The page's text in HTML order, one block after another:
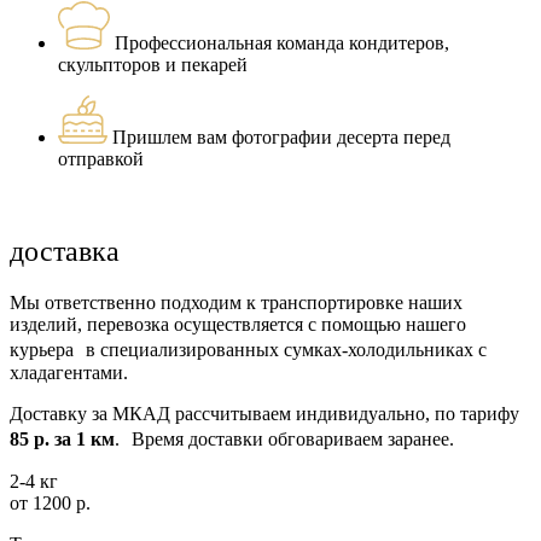
Профессиональная команда кондитеров,
скульпторов и пекарей
Пришлем вам фотографии десерта перед
отправкой
доставка
Мы ответственно подходим к транспортировке наших
изделий, перевозка осуществляется с помощью нашего
курьера в специализированных сумках-холодильниках с
хладагентами.
Доставку за МКАД рассчитываем индивидуально, по тарифу
85 р. за 1 км. Время доставки обговариваем заранее.
2-4 кг
от 1200 р.